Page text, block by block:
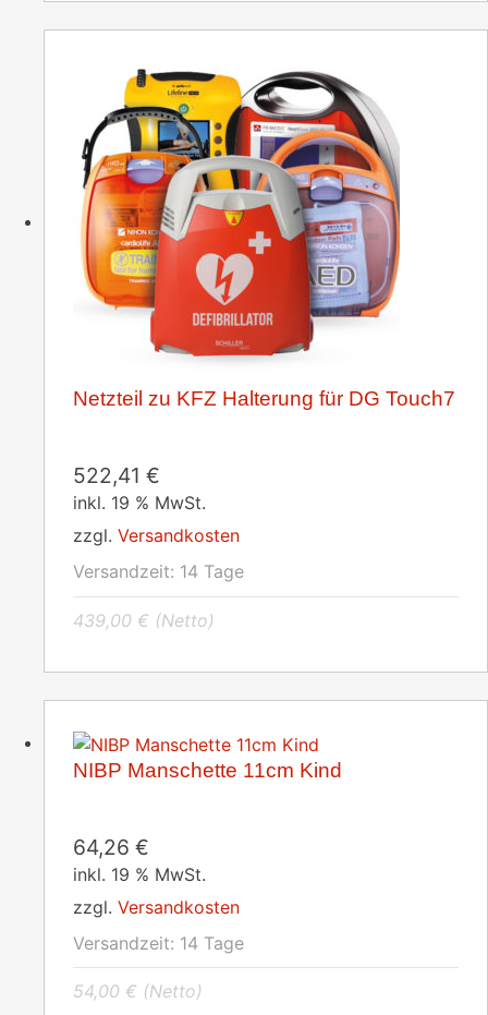
Netzteil zu KFZ Halterung für DG Touch7
522,41 €
inkl. 19 % MwSt.
zzgl. Versandkosten
Versandzeit: 14 Tage
439,00 € (Netto)
NIBP Manschette 11cm Kind
64,26 €
inkl. 19 % MwSt.
zzgl. Versandkosten
Versandzeit: 14 Tage
54,00 € (Netto)